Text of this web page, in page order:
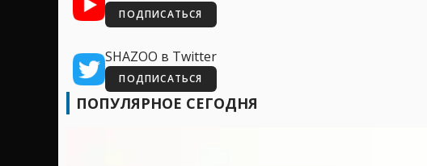
ПОДПИСАТЬСЯ
SHAZOO в Twitter
ПОДПИСАТЬСЯ
ПОПУЛЯРНОЕ СЕГОДНЯ